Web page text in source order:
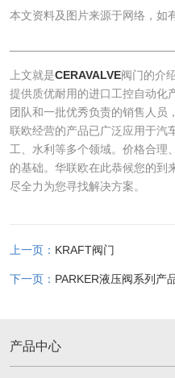
本文资料及图片来源于网络，如
上文就是CERAVALVE阀门的介
提供质优耐用的进口工控自动化
团队和一批优秀负责的销售人员
联欧经营的产品已广泛应用于汽
工、水利等多个领域。价格合理
的基础。华联欧在此恭候您的到
尽全力为您寻找解决方案。
上一页： KRAFT阀门
下一页： PARKER液压阀系列产
产品中心